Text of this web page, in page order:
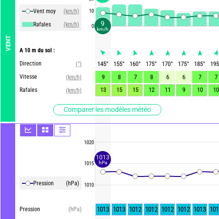
VENT
Vent moy
(km/h)
Rafales
(km/h)
A 10 m du sol :
Direction
(°)
Vitesse
(km/h)
Rafales
(km/h)
Comparer les modèles météo
Pression (hPa)
Pression (hPa)
10
0
1020
1015
1010
145° 155° 160° 175° 170° 175° 185°
195
9
8 7 8 6 6 7
7
13
15 15 12 11 9 10 10
1013 1013 1012 1012 1012 1012 1013
9
km/h
1013
hPa